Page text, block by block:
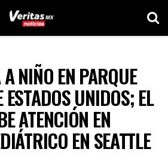
NIÑO EN PARQUE
UNIDOS; EL
ATENCIÓN EN
EN SEATTLE